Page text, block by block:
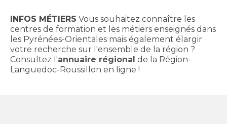
INFOS MÉTIERS Vous souhaitez connaître les
centres de formation et les métiers enseignés dans
les Pyrénées-Orientales mais également élargir
votre recherche sur l'ensemble de la région ?
Consultez l'annuaire régional de la Région-
Languedoc-Roussillon en ligne !